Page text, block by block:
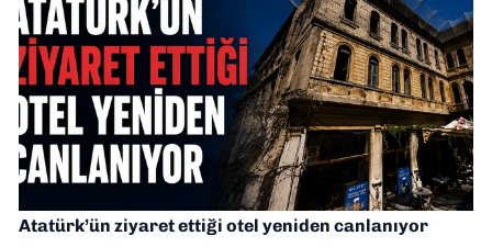
Atatürk’ün ziyaret ettiği otel yeniden canlanıyor